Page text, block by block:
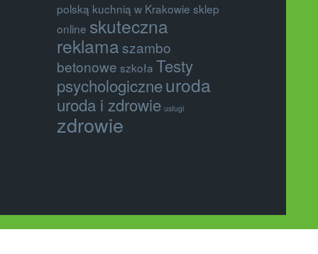
polską kuchnią w Krakowie sklep
online skuteczna
reklama szambo
betonowe szkoła Testy
psychologiczneuroda
uroda i zdrowie usługi
zdrowie